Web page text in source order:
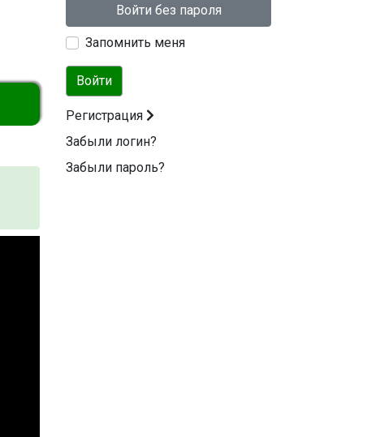
Войти без пароля
Запомнить меня
Войти
Регистрация
Забыли логин?
Забыли пароль?